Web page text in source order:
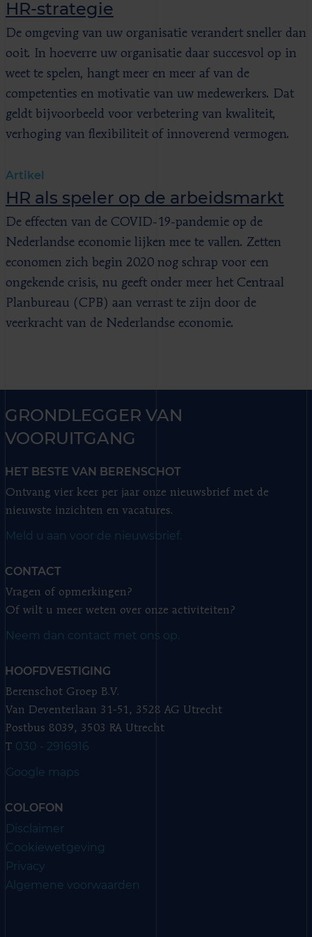
HR-strategie
De omgeving van uw organisatie verandert sneller dan
ooit. In hoeverre uw organisatie daar succesvol op in
weet te spelen, hangt meer en meer af van de
competenties en motivatie van uw medewerkers. Dat
geldt bijvoorbeeld voor verbetering van kwaliteit,
verhoging van flexibiliteit of innoverend vermogen.
Artikel
HR als speler op de arbeidsmarkt
De effecten van de COVID-19-pandemie op de
Nederlandse economie lijken mee te vallen. Zetten
economen zich begin 2020 nog schrap voor een
ongekende crisis, nu geeft onder meer het Centraal
Planbureau (CPB) aan verrast te zijn door de
veerkracht van de Nederlandse economie.
GRONDLEGGER VAN
VOORUITGANG
HET BESTE VAN BERENSCHOT
Ontvang vier keer per jaar onze nieuwsbrief met de
nieuwste inzichten en vacatures.
Meld u aan voor de nieuwsbrief.
CONTACT
Vragen of opmerkingen?
Of wilt u meer weten over onze activiteiten?
Neem dan contact met ons op.
HOOFDVESTIGING
Berenschot Groep B.V.
Van Deventerlaan 31-51, 3528 AG Utrecht
Postbus 8039, 3503 RA Utrecht
T 030 - 2916916
Google maps
COLOFON
Disclaimer
Cookiewetgeving
Privacy
Algemene voorwaarden